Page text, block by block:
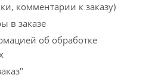
комментарии к заказу)
в заказе
об обработке